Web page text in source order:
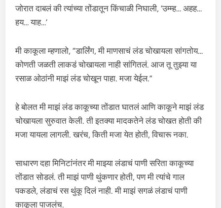
जोरात दाबलं की त्यांच्या तोंडातून किंचाळी निघाली, ‘उम्म्ह… अहह…
हय… याह…’
मी काकूला म्हणालो, “डार्लिंग, मी माणसाचं लंड चोखायला सांगतोय…
कोणती जळती लाकडं चोखायला नाही सांगितलं. आज तू तुझ्या या
रसाळ ओठांनी माझं लंड चोखून पाहा. मजा येईल.”
हे बोलत मी माझं लंड काकूच्या तोंडात घातलं आणि काकूने माझं लंड
चोखायला सुरुवात केली. ती इतक्या मादकतेने लंड चोखत होती की
मजा यायला लागली. खरंच, किती मजा येत होती, विचारू नका.
साधारण दहा मिनिटांनंतर मी माझ्या लंडाचं पाणी सरिता काकूच्या
तोंडात सोडलं. ती माझं पाणी थुंकणार होती, पण मी त्यांचे गाल
पकडले, लंडाचं रस थुंकू दिलं नाही. मी माझं सगळं लंडाचं पाणी
काकूला पाजलंच.